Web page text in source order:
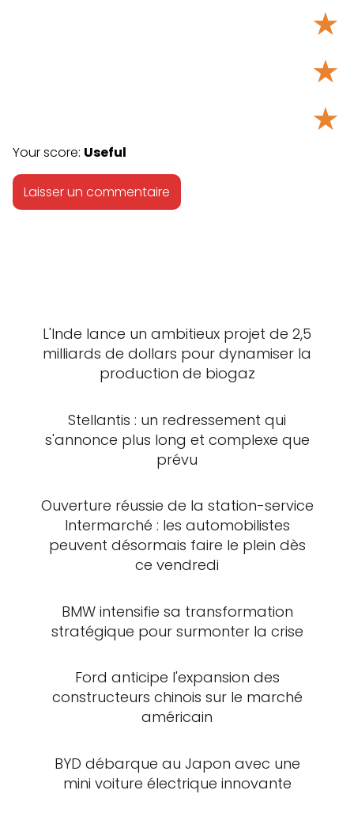
★
★
★
Your score: Useful
L'Inde lance un ambitieux projet de 2,5
milliards de dollars pour dynamiser la
production de biogaz
Stellantis : un redressement qui
s'annonce plus long et complexe que
prévu
Ouverture réussie de la station-service
Intermarché : les automobilistes
peuvent désormais faire le plein dès
ce vendredi
BMW intensifie sa transformation
stratégique pour surmonter la crise
Ford anticipe l'expansion des
constructeurs chinois sur le marché
américain
BYD débarque au Japon avec une
mini voiture électrique innovante